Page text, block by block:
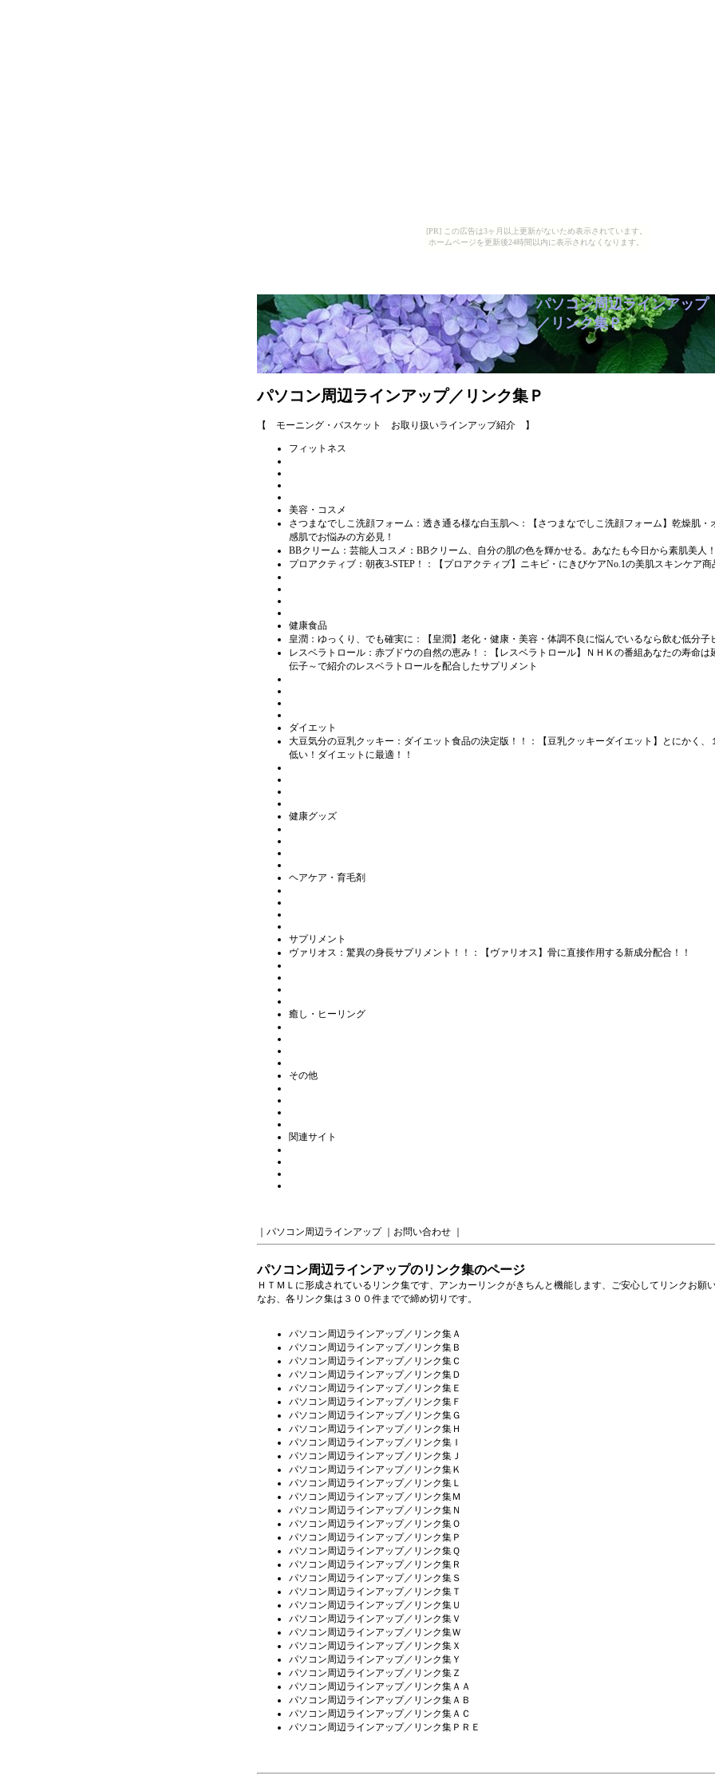
[PR] この広告は3ヶ月以上更新がないため表示されています。
ホームページを更新後24時間以内に表示されなくなります。
パソコン周辺ラインアップ
／リンク集Ｐ
パソコン周辺ラインアップ／リンク集Ｐ
【 モーニング・バスケット お取り扱いラインアップ紹介 】
フィットネス
美容・コスメ
さつまなでしこ洗顔フォーム：透き通る様な白玉肌へ ：【さつまなでしこ洗顔フォーム】乾燥肌
感肌でお悩みの方必見！
BBクリーム：芸能人コスメ ：BBクリーム、自分の肌の色を輝かせる。あなたも今日から素肌美人！
プロアクティブ：朝夜3-STEP！
：【プロアクティブ】ニキビ・にきびケアNo.1の美肌スキンケア商
健康食品
皇潤：ゆっくり、でも確実に ：【皇潤】老化・健康・美容・体調不良に悩んでいるなら飲む低分子
レスベラトロール：赤ブドウの自然の恵み！
：【レスベラトロール】ＮＨＫの番組あなたの寿命は
伝子～で紹介のレスベラトロールを配合したサプリメント
ダイエット
大豆気分の豆乳クッキー：ダイエット食品の決定版！！
：【豆乳クッキーダイエット】とにかく
低い！ダイエットに最適！！
健康グッズ
ヘアケア・育毛剤
サプリメント
ヴァリオス ：驚異の身長サプリメント！！：【ヴァリオス】骨に直接作用する新成分配合！！
癒し・ヒーリング
その他
関連サイト
パソコン周辺ラインアップ｜ お問い合わせ
パソコン周辺ラインアップのリンク集のページ
ＨＴＭＬに形成されているリンク集です、アンカーリンクがきちんと機能します、ご安心してリンクお願い
なお、各リンク集は３００件までで締め切りです。
パソコン周辺ラインアップ／リンク集Ａ
パソコン周辺ラインアップ／リンク集Ｂ
パソコン周辺ラインアップ／リンク集Ｃ
パソコン周辺ラインアップ／リンク集Ｄ
パソコン周辺ラインアップ／リンク集Ｅ
パソコン周辺ラインアップ／リンク集Ｆ
パソコン周辺ラインアップ／リンク集Ｇ
パソコン周辺ラインアップ／リンク集Ｈ
パソコン周辺ラインアップ／リンク集Ｉ
パソコン周辺ラインアップ／リンク集Ｊ
パソコン周辺ラインアップ／リンク集Ｋ
パソコン周辺ラインアップ／リンク集Ｌ
パソコン周辺ラインアップ／リンク集Ｍ
パソコン周辺ラインアップ／リンク集Ｎ
パソコン周辺ラインアップ／リンク集Ｏ
パソコン周辺ラインアップ／リンク集Ｐ
パソコン周辺ラインアップ／リンク集Ｑ
パソコン周辺ラインアップ／リンク集Ｒ
パソコン周辺ラインアップ／リンク集Ｓ
パソコン周辺ラインアップ／リンク集Ｔ
パソコン周辺ラインアップ／リンク集Ｕ
パソコン周辺ラインアップ／リンク集Ｖ
パソコン周辺ラインアップ／リンク集Ｗ
パソコン周辺ラインアップ／リンク集Ｘ
パソコン周辺ラインアップ／リンク集Ｙ
パソコン周辺ラインアップ／リンク集Ｚ
パソコン周辺ラインアップ／リンク集ＡＡ
パソコン周辺ラインアップ／リンク集ＡＢ
パソコン周辺ラインアップ／リンク集ＡＣ
パソコン周辺ラインアップ／リンク集ＰＲＥ